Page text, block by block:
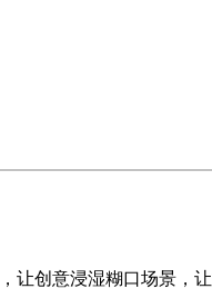
创意浸湿糊口场景，